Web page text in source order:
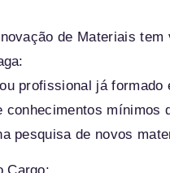
de Materiais
profissional já formado
conhecimentos mínimos
pesquisa de novos